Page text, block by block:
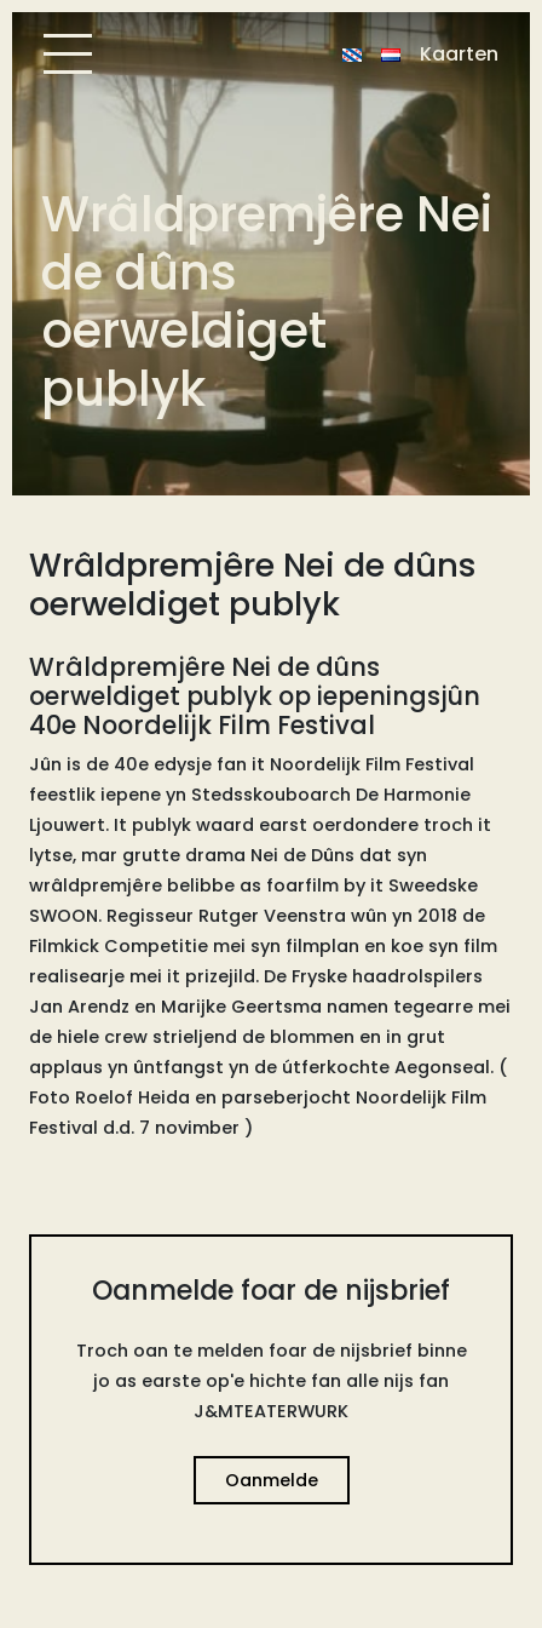
Kaarten
Wrâldpremjêre Nei
de dûns
oerweldiget
publyk
Wrâldpremjêre Nei de dûns
oerweldiget publyk
Wrâldpremjêre Nei de dûns
oerweldiget publyk op iepeningsjûn
40e Noordelijk Film Festival
Jûn is de 40e edysje fan it Noordelijk Film Festival
feestlik iepene yn Stedsskouboarch De Harmonie
Ljouwert. It publyk waard earst oerdondere troch it
lytse, mar grutte drama Nei de Dûns dat syn
wrâldpremjêre belibbe as foarfilm by it Sweedske
SWOON. Regisseur Rutger Veenstra wûn yn 2018 de
Filmkick Competitie mei syn filmplan en koe syn film
realisearje mei it prizejild. De Fryske haadrolspilers
Jan Arendz en Marijke Geertsma namen tegearre mei
de hiele crew strieljend de blommen en in grut
applaus yn ûntfangst yn de útferkochte Aegonseal. (
Foto Roelof Heida en parseberjocht Noordelijk Film
Festival d.d. 7 novimber )
Oanmelde foar de nijsbrief
Troch oan te melden foar de nijsbrief binne
jo as earste op'e hichte fan alle nijs fan
J&MTEATERWURK
Oanmelde